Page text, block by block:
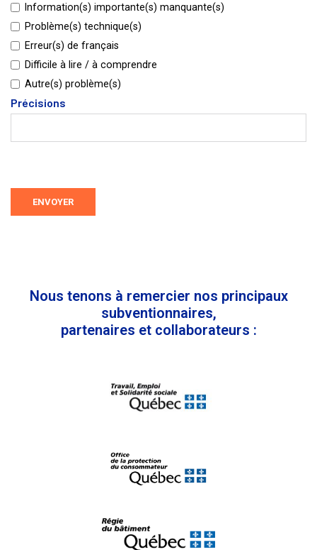
Information(s) importante(s) manquante(s)
Problème(s) technique(s)
Erreur(s) de français
Difficile à lire / à comprendre
Autre(s) problème(s)
Précisions
ENVOYER
Nous tenons à remercier nos principaux
subventionnaires,
partenaires et collaborateurs :